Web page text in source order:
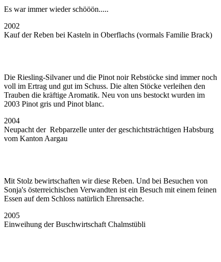
Es war immer wieder schööön.....
2002
Kauf der Reben bei Kasteln in Oberflachs (vormals Familie Brack)
Die Riesling-Silvaner und die Pinot noir Rebstöcke sind immer noch
voll im Ertrag und gut im Schuss. Die alten Stöcke verleihen den
Trauben die kräftige Aromatik. Neu von uns bestockt wurden im
2003 Pinot gris und Pinot blanc.
2004
Neupacht der Rebparzelle unter der geschichtsträchtigen Habsburg
vom Kanton Aargau
Mit Stolz bewirtschaften wir diese Reben. Und bei Besuchen von
Sonja's österreichischen Verwandten ist ein Besuch mit einem feinen
Essen auf dem Schloss natürlich Ehrensache.
2005
Einweihung der Buschwirtschaft Chalmstübli